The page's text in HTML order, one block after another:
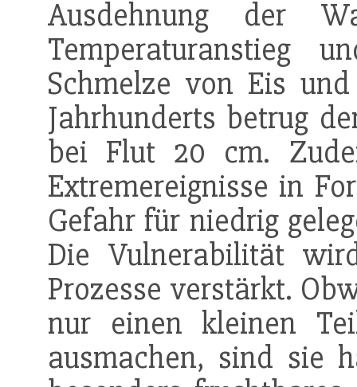
Ausdehnung der
Temperaturanstieg
Schmelze von Eis
Jahrhunderts betrug
bei Flut 20 cm.
Extremereignisse in
Gefahr für niedrig
Die Vulnerabilität
Prozesse verstärkt.
nur einen kleinen
ausmachen, sind sie